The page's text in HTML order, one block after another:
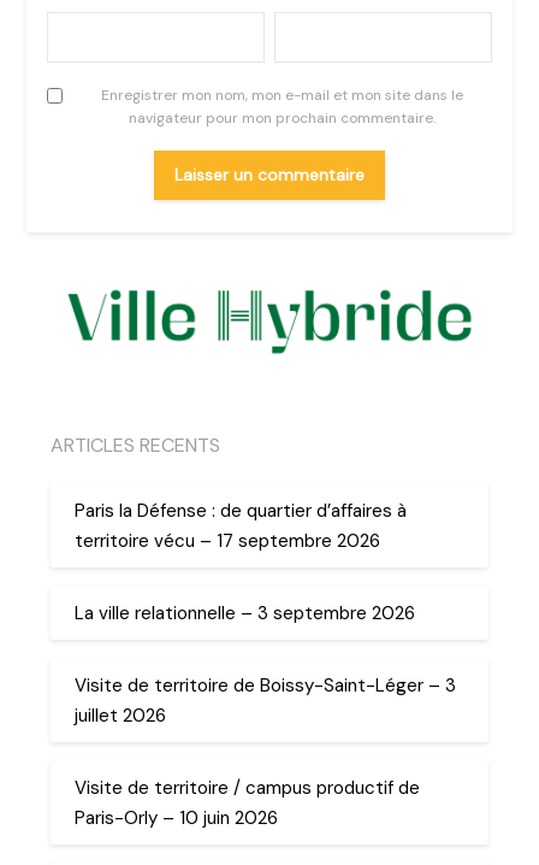
Enregistrer mon nom, mon e-mail et mon site dans le
navigateur pour mon prochain commentaire.
ARTICLES RECENTS
Paris la Défense : de quartier d’affaires à
territoire vécu – 17 septembre 2026
La ville relationnelle – 3 septembre 2026
Visite de territoire de Boissy-Saint-Léger – 3
juillet 2026
Visite de territoire / campus productif de
Paris-Orly – 10 juin 2026